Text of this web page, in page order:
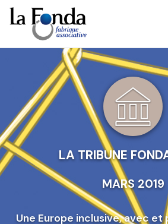
Aller
au
contenu
principal
LA TRIBUNE
MARS 2019
Une Europe inclusive, avec et